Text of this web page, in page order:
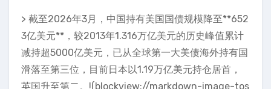
> 截至2026年3月，中国持有美国国债规模降至**652
3亿美元**，较2013年1.316万亿美元的历史峰值累计
减持超5000亿美元，已从全球第一大美债海外持有国
滑落至第三位，目前日本以1.19万亿美元持仓居首，
英国升至第二。!(blockview://markdown-image-tos